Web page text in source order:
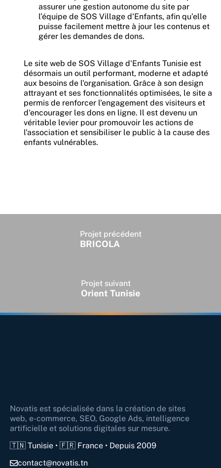
assurer une gestion autonome du site par
l’équipe de SOS Village d'Enfants, afin qu’elle
puisse facilement mettre à jour les contenus et
gérer les demandes de dons.
Le site web de SOS Village d'Enfants Tunisie est
désormais un outil performant, moderne et adapté
aux besoins de l'organisation. Grâce à son design
attrayant et ses fonctionnalités optimisées, le site a
permis de renforcer l'engagement des visiteurs et
d'encourager les dons en ligne. Il est devenu un
véritable levier pour promouvoir les actions de
l'association et sensibiliser le public à la cause des
enfants vulnérables.
Projet précédent
BRICOLA
Projet suivant
Orient Tunisie
Novatis est spécialisée dans la création de sites
web, e-commerce, SEO, Google Ads, intelligence
artificielle et solutions digitales sur mesure.
🇹🇳 Tunisie • 🇫🇷 France • Depuis 2009
contact@novatis.tn